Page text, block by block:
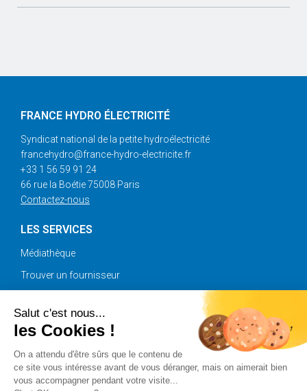
FRANCE HYDRO ÉLECTRICITÉ
Syndicat national de la petite hydroélectricité
francehydro@france-hydro-electricite.fr
+33 1 56 59 91 24
66 rue la Boétie 75008 Paris
Contactez-nous
LES SERVICES
Médiathèque
Trouver un fournisseur
SUIVEZ-NOUS
Salut c'est nous...
les Cookies !
On a attendu d'être sûrs que le contenu de
ce site vous intéresse avant de vous déranger, mais on aimerait bien
vous accompagner pendant votre visite...